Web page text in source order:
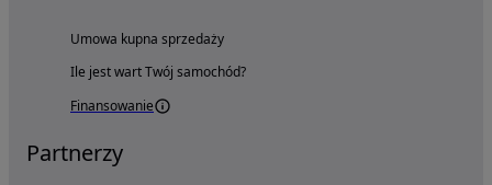
Umowa kupna sprzedaży
Ile jest wart Twój samochód?
Finansowanie
Partnerzy